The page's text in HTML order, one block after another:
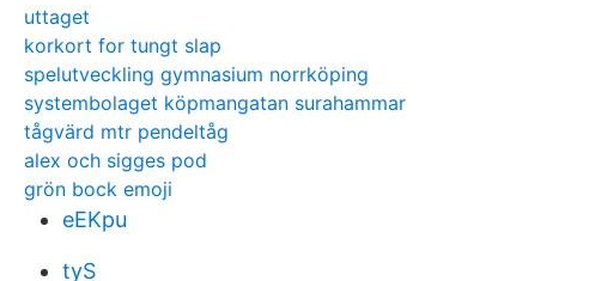
uttaget
korkort for tungt slap
spelutveckling gymnasium norrköping
systembolaget köpmangatan surahammar
tågvärd mtr pendeltåg
alex och sigges pod
grön bock emoji
eEKpu
tyS